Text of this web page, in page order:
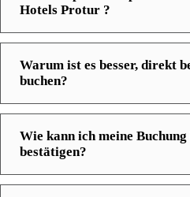
Hotels Protur ?
Warum ist es besser, direkt
buchen?
Wie kann ich meine
bestätigen?